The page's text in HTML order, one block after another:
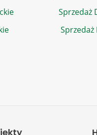
Sprzedaż